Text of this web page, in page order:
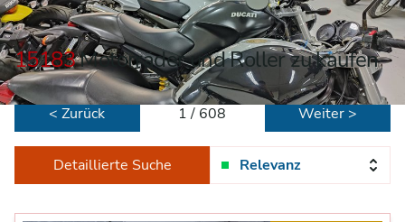
15183Motorräder und Roller zu kaufen
< Zurück 1 / 608 Weiter >
Detaillierte Suche Relevanz